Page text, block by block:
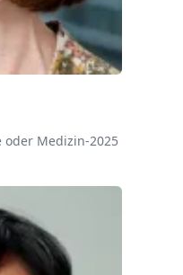
Medizin-2025